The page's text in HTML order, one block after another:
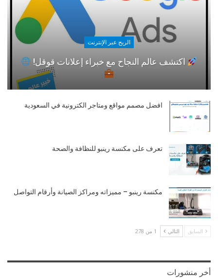
الربح عبر الإنترنت
اكتشف عالم النجاح مع خبراء إعلانات قوقل!
افضل مصمم مواقع ومتاجر الكترونية في السعودية
تعرف على مكنسة رينبو للنظافة والصحة
مكنسة رينبو – مميزاته ومراكز الصيانة وأرقام التواصل
السابق التالي 1 من 278
أخر منشورات